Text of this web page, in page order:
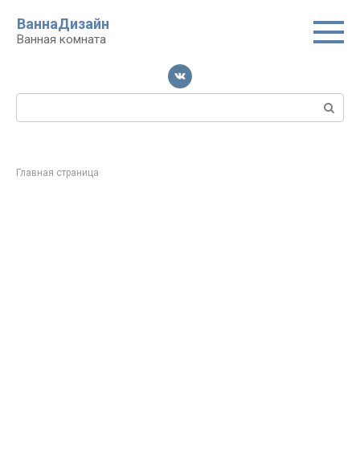
контенту
ВаннаДизайн
Ванная комната
Поиск:
Главная страница